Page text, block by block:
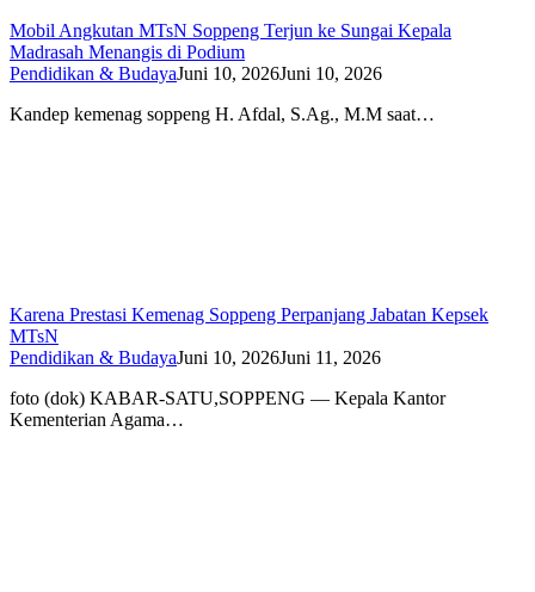
Mobil Angkutan MTsN Soppeng Terjun ke Sungai Kepala
Madrasah Menangis di Podium
Pendidikan & BudayaJuni 10, 2026Juni 10, 2026
Kandep kemenag soppeng H. Afdal, S.Ag., M.M saat…
Karena Prestasi Kemenag Soppeng Perpanjang Jabatan Kepsek
MTsN
Pendidikan & BudayaJuni 10, 2026Juni 11, 2026
foto (dok) KABAR-SATU,SOPPENG — Kepala Kantor
Kementerian Agama…